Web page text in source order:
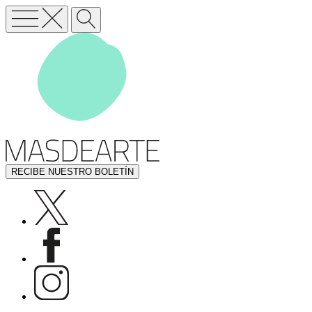
RECIBE NUESTRO BOLETÍN